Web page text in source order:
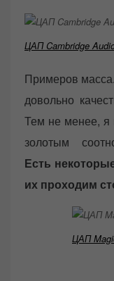
ЦАП Cambridge
Примеров
довольно
Тем не менее, я
золотым
Есть
их проходим
ЦАП